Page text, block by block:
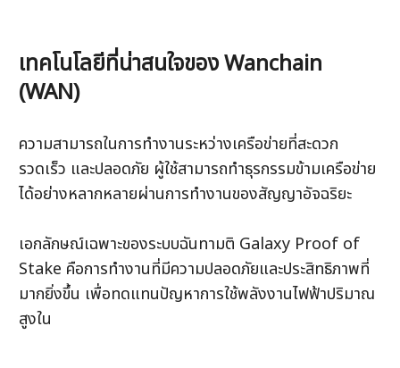
เทคโนโลยีที่น่าสนใจของ Wanchain
(WAN)
ความสามารถในการทำงานระหว่างเครือข่ายที่สะดวก
รวดเร็ว และปลอดภัย ผู้ใช้สามารถทำธุรกรรมข้ามเครือข่าย
ได้อย่างหลากหลายผ่านการทำงานของสัญญาอัจฉริยะ
เอกลักษณ์เฉพาะของระบบฉันทามติ Galaxy Proof of
Stake คือการทำงานที่มีความปลอดภัยและประสิทธิภาพที่
มากยิ่งขึ้น เพื่อทดแทนปัญหาการใช้พลังงานไฟฟ้าปริมาณ
สูงใน